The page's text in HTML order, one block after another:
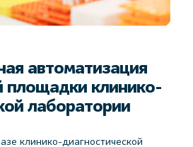
автоматизация
площадки клинико-
лаборатории
клинико-диагностической